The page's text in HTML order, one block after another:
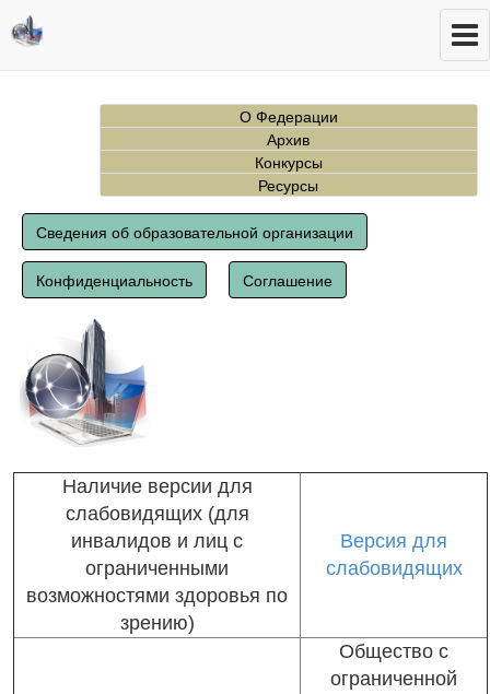
О Федерации
Архив
Конкурсы
Ресурсы
Сведения об образовательной организации
Конфиденциальность Соглашение
Наличие версии для
слабовидящих (для
инвалидов и лиц с
ограниченными
возможностями здоровья по
зрению)
Версия для
слабовидящих
Общество с
ограниченной